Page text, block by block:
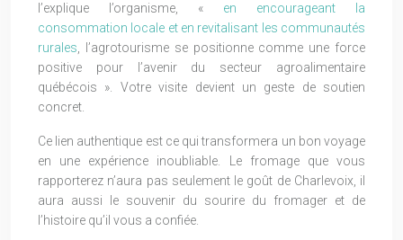
l’explique l’organisme, « en encourageant la
consommation locale et en revitalisant les communautés
rurales, l’agrotourisme se positionne comme une force
positive pour l’avenir du secteur agroalimentaire
québécois ». Votre visite devient un geste de soutien
concret.
Ce lien authentique est ce qui transformera un bon voyage
en une expérience inoubliable. Le fromage que vous
rapporterez n’aura pas seulement le goût de Charlevoix, il
aura aussi le souvenir du sourire du fromager et de
l’histoire qu’il vous a confiée.